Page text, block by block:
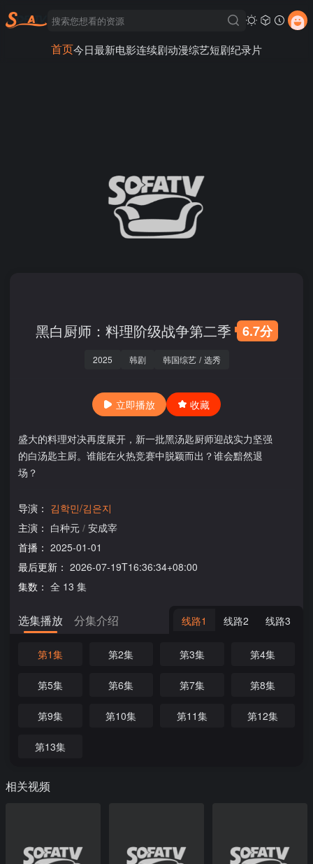
首页今日最新电影连续剧动漫综艺短剧纪录片
黑白厨师：料理阶级战争第二季 6.7分
2025 韩剧 韩国综艺 / 选秀
立即播放 收藏
盛大的料理对决再度展开，新一批黑汤匙厨师迎战实力坚强
的白汤匙主厨。谁能在火热竞赛中脱颖而出？谁会黯然退
场？
导演： 김학민/김은지
主演： 白种元 / 安成宰
首播： 2025-01-01
最后更新： 2026-07-19T16:36:34+08:00
集数： 全 13 集
选集播放 分集介绍 线路1 线路2 线路3
第1集 第2集 第3集 第4集
第5集 第6集 第7集 第8集
第9集 第10集 第11集 第12集
第13集
相关视频